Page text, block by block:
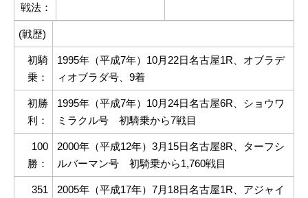
戦法：
(戦歴)
初騎
乗：
1995年（平成7年）10月22日名古屋1R、オブラデ
ィオブラダ号、9着
初勝
利：
1995年（平成7年）10月24日名古屋6R、ショウワ
ミラクル号 初騎乗から7戦目
100
勝：
2000年（平成12年）3月15日名古屋8R、ターフシ
ルバーマン号 初騎乗から1,760戦目
351
2005年（平成17年）7月18日名古屋1R、アジャイ